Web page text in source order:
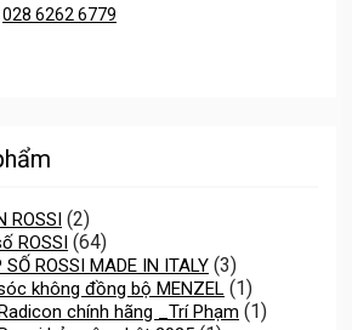
028 6262 6779
ROSSI (2)
ROSSI (64)
ROSSI MADE IN ITALY (3)
không đồng bộ MENZEL (1)
chính hãng _Trí Phạm (1)